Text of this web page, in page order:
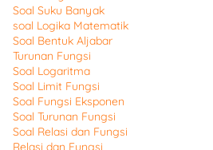
Soal Suku Banyak
soal Logika Matematik
Soal Bentuk Aljabar
Turunan Fungsi
Soal Logaritma
Soal Limit Fungsi
Soal Fungsi Eksponen
Soal Turunan Fungsi
Soal Relasi dan Fungsi
Relasi dan Fungsi